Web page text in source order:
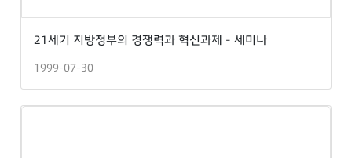
21세기 지방정부의 경쟁력과 혁신과제 - 세미나
1999-07-30